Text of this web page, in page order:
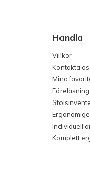
Handla
Villkor
Kontakta
Mina
Föreläsning
Individuell
Komplett